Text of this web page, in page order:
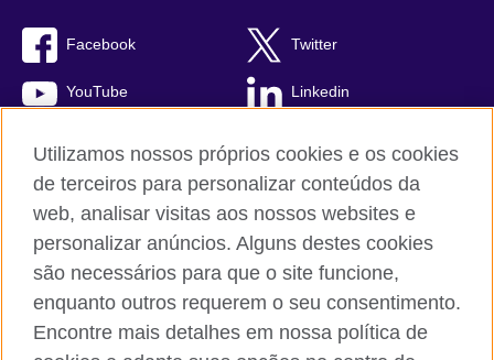
Facebook Twitter
YouTube Linkedin
British Council global
Comentários e reclamações
Política de privacidade e termos de uso
Utilizamos nossos próprios cookies e os cookies
de terceiros para personalizar conteúdos da
web, analisar visitas aos nossos websites e
personalizar anúncios. Alguns destes cookies
são necessários para que o site funcione,
enquanto outros requerem o seu consentimento.
Encontre mais detalhes em nossa política de